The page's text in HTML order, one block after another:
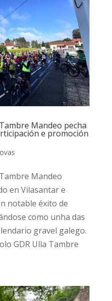
Mandeo pecha
e promoción
Mandeo
en Vilasantar e
notable éxito de
como unha das
gravel galego.
GDR Ulla Tambre